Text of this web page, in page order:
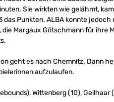
Sie wirkten wie gelähmt,
Punkten. ALBA konnte
Margaux Götschmann für ihre
geht es nach Chemnitz. Dann
aufzulaufen.
Wittenberg (10),